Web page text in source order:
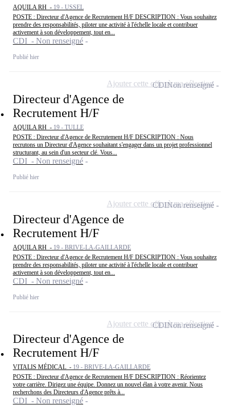
AQUILA RH - 19 - USSEL
POSTE : Directeur d'Agence de Recrutement H/F DESCRIPTION : Vous souhaitez
prendre des responsabilités, piloter une activité à l'échelle locale et contribuer
activement à son développement, tout en...
CDI - Non renseigné
Publié hier
Directeur d'Agence de
Recrutement H/F
AQUILA RH - 19 - TULLE
POSTE : Directeur d'Agence de Recrutement H/F DESCRIPTION : Nous
recrutons un Directeur d'Agence souhaitant s'engager dans un projet professionnel
structurant, au sein d'un secteur clé. Vous...
CDI - Non renseigné
Publié hier
CDINon renseigné
Ajouter cette offre à ma sélection
Directeur d'Agence de
Recrutement H/F
AQUILA RH - 19 - BRIVE-LA-GAILLARDE
POSTE : Directeur d'Agence de Recrutement H/F DESCRIPTION : Vous souhaitez
prendre des responsabilités, piloter une activité à l'échelle locale et contribuer
activement à son développement, tout en...
CDI - Non renseigné
Publié hier
CDINon renseigné
Ajouter cette offre à ma sélection
Directeur d'Agence de
Recrutement H/F
VITALIS MÉDICAL - 19 - BRIVE-LA-GAILLARDE
POSTE : Directeur d'Agence de Recrutement H/F DESCRIPTION : Réorientez
votre carrière. Dirigez une équipe. Donnez un nouvel élan à votre avenir. Nous
recherchons des Directeurs d'Agence prêts à...
CDI - Non renseigné
CDINon renseigné
Ajouter cette offre à ma sélection